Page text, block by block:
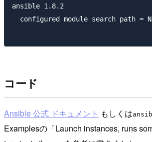
ansible 1.8.2
configured module search path =
コード
Ansible 公式 ドキュメント もしくは
Examplesの「Launch instances, runs